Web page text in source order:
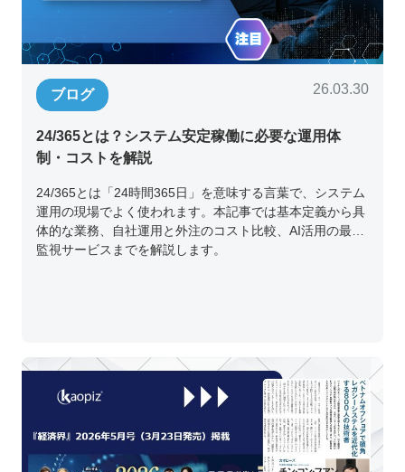
ブログ 26.03.30
24/365とは？システム安定稼働に必要な運用体
制・コストを解説
24/365とは「24時間365日」を意味する言葉で、システム
運用の現場でよく使われます。本記事では基本定義から具
体的な業務、自社運用と外注のコスト比較、AI活用の最新
監視サービスまでを解説します。